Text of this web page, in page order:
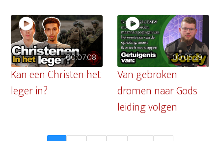
00:07:08
Kan een Christen het
leger in?
00:05:29
Van gebroken
dromen naar Gods
leiding volgen